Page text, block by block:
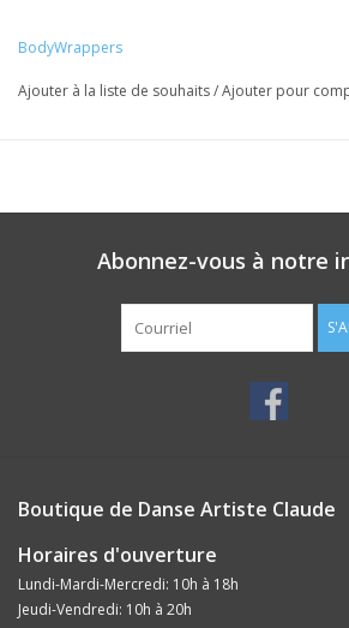
BodyWrappers
Ajouter à la liste de souhaits/Ajouter pour
Abonnez-vous à notre
Boutique de Danse Artiste Claude
Horaires d'ouverture
Lundi-Mardi-Mercredi: 10h à 18h
Jeudi-Vendredi: 10h à 20h